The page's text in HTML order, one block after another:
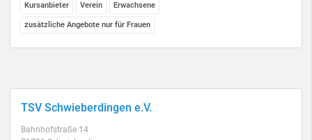
Kursanbieter Verein Erwachsene
zusätzliche Angebote nur für Frauen
TSV Schwieberdingen e.V.
Bahnhofstraße 14